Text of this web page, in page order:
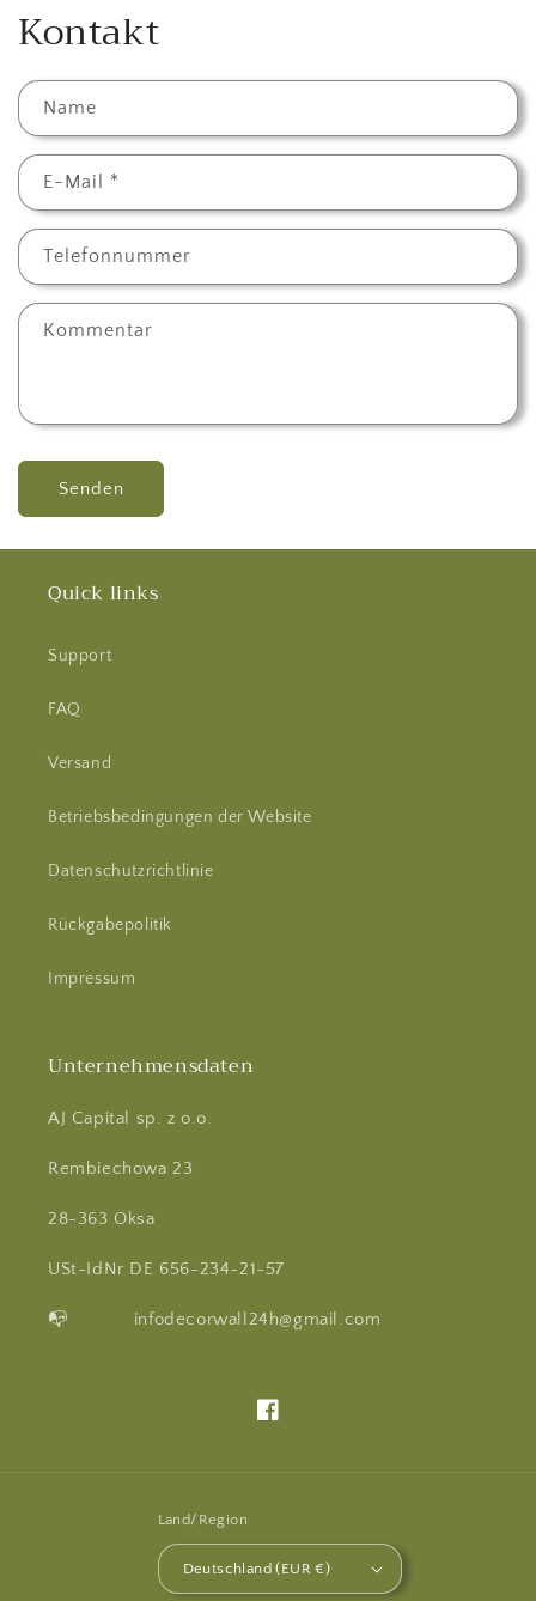
Kontakt
Name
E-Mail *
Telefonnummer
Kommentar
Senden
Quick links
Support
FAQ
Versand
Betriebsbedingungen der Website
Datenschutzrichtlinie
Rückgabepolitik
Impressum
Unternehmensdaten
AJ Capital sp. z o.o.
Rembiechowa 23
28-363 Oksa
USt-IdNr DE 656-234-21-57
📭 infodecorwall24h@gmail.com
Facebook
Land/Region
Deutschland (EUR €)